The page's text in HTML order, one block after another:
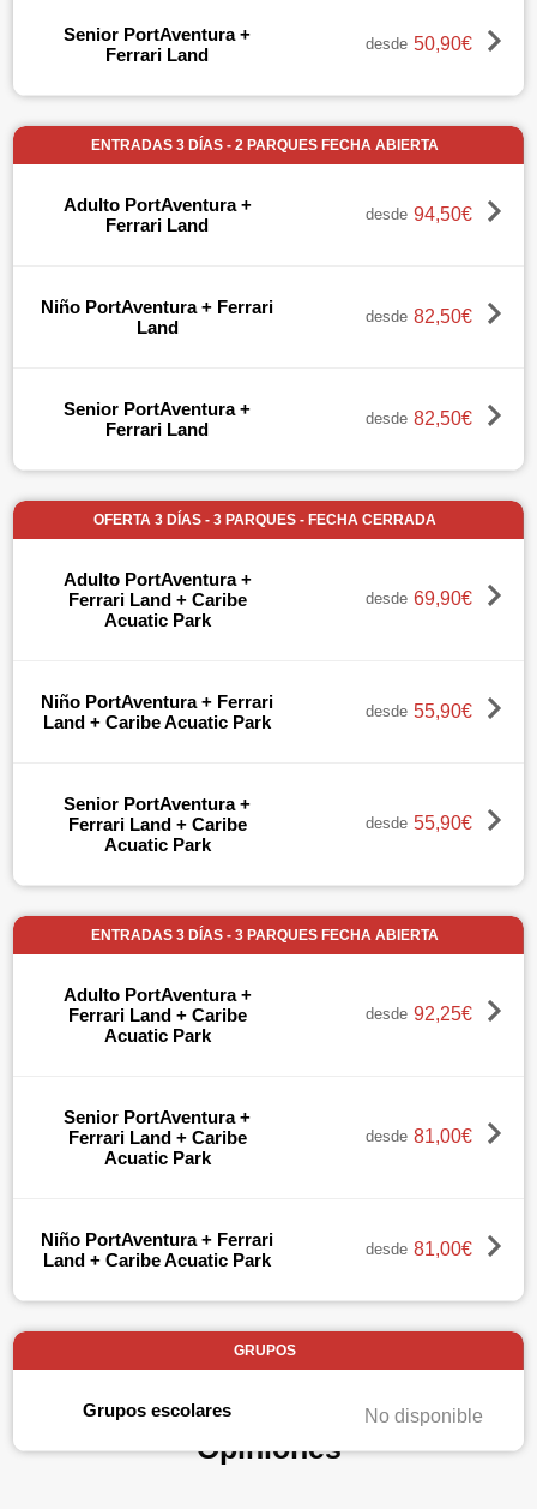
Senior PortAventura +
Ferrari Land
desde 50,90€
ENTRADAS 3 DÍAS - 2 PARQUES FECHA ABIERTA
Adulto PortAventura +
Ferrari Land
desde 94,50€
Niño PortAventura + Ferrari
Land
desde 82,50€
Senior PortAventura +
Ferrari Land
desde 82,50€
OFERTA 3 DÍAS - 3 PARQUES - FECHA CERRADA
Adulto PortAventura +
Ferrari Land + Caribe
Acuatic Park
desde 69,90€
Niño PortAventura + Ferrari
Land + Caribe Acuatic Park
desde 55,90€
Senior PortAventura +
Ferrari Land + Caribe
Acuatic Park
desde 55,90€
ENTRADAS 3 DÍAS - 3 PARQUES FECHA ABIERTA
Adulto PortAventura +
Ferrari Land + Caribe
Acuatic Park
desde 92,25€
Senior PortAventura +
Ferrari Land + Caribe
Acuatic Park
desde 81,00€
Niño PortAventura + Ferrari
Land + Caribe Acuatic Park
desde 81,00€
GRUPOS
Grupos escolares No disponible
Opiniones